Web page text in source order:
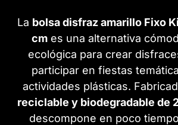
La bolsa disfraz amarillo Fixo
cmes una alternativa
ecológica para crear
participar en fiestas
actividades plásticas.
reciclable y biodegradable de
descompone en poco